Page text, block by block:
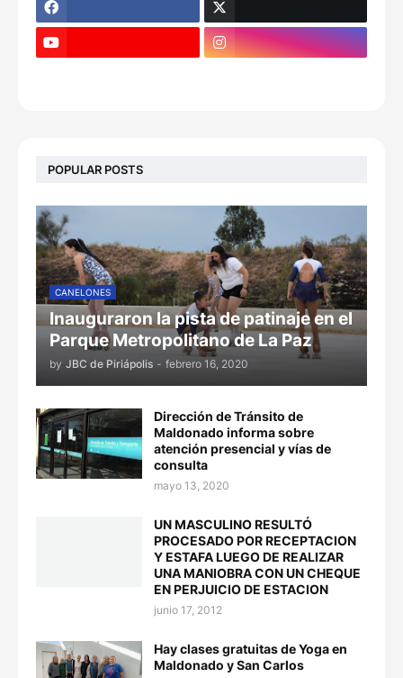
POPULAR POSTS
CANELONES
Inauguraron la pista de patinaje en el
Parque Metropolitano de La Paz
by JBC de Piriápolis - febrero 16, 2020
Dirección de Tránsito de
Maldonado informa sobre
atención presencial y vías de
consulta
mayo 13, 2020
UN MASCULINO RESULTÓ
PROCESADO POR RECEPTACION
Y ESTAFA LUEGO DE REALIZAR
UNA MANIOBRA CON UN CHEQUE
EN PERJUICIO DE ESTACION
junio 17, 2012
Hay clases gratuitas de Yoga en
Maldonado y San Carlos